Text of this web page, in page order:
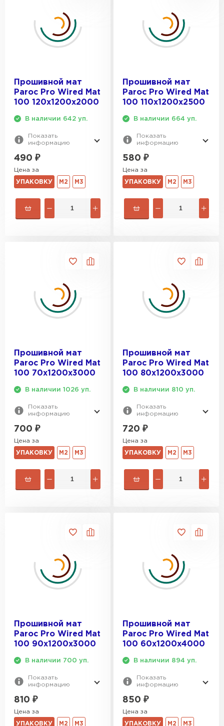
Прошивной мат
Paroc Pro Wired Mat
100 120х1200х2000
В наличии 642 уп.
Показать
информацию
490 ₽
Цена за
УПАКОВКУ М2 М3
Прошивной мат
Paroc Pro Wired Mat
100 110х1200х2500
В наличии 664 уп.
Показать
информацию
580 ₽
Цена за
УПАКОВКУ М2 М3
Прошивной мат
Paroc Pro Wired Mat
100 70х1200х3000
В наличии 1026 уп.
Показать
информацию
700 ₽
Цена за
УПАКОВКУ М2 М3
Прошивной мат
Paroc Pro Wired Mat
100 80х1200х3000
В наличии 810 уп.
Показать
информацию
720 ₽
Цена за
УПАКОВКУ М2 М3
Прошивной мат
Paroc Pro Wired Mat
100 90х1200х3000
В наличии 700 уп.
Показать
информацию
810 ₽
Цена за
УПАКОВКУ М2 М3
Прошивной мат
Paroc Pro Wired Mat
100 60х1200х4000
В наличии 894 уп.
Показать
информацию
850 ₽
Цена за
УПАКОВКУ М2 М3